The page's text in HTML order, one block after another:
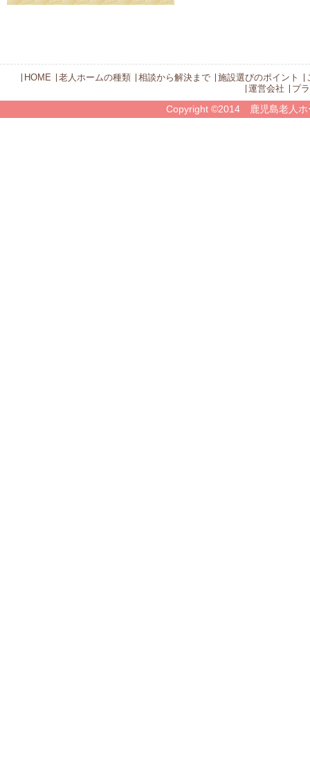
HOME 老人ホームの種類 相談から解決まで 施設選びのポイント
運営会社
プ
Copyright ©2014 鹿児島老人ホ